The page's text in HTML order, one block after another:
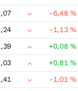
-6,48%
-1,13%
+0,08%
+0,81%
-1,01%